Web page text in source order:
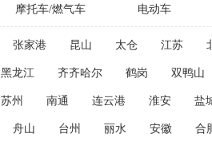
摩托车/燃气车 电动车
张家港 昆山 太仓 江苏
黑龙江 齐齐哈尔 鹤岗 双鸭山
苏州 南通 连云港 淮安 盐
舟山 台州 丽水 安徽 合